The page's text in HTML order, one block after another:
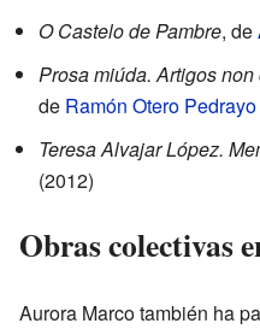
O Castelo de Pambre, de
Prosa miúda. Artigos
de Ramón Otero Pedrayo
Teresa Alvajar López.
(2012)
Obras colectivas
Aurora Marco también ha